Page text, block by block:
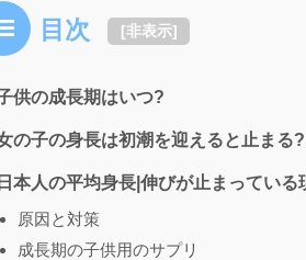
目次 [非表示]
供の成長期はいつ?
の子の身長は初潮を迎えると止まる?
日本人の平均身長|伸びが止まっている
原因と対策
成長期の子供用のサプリ